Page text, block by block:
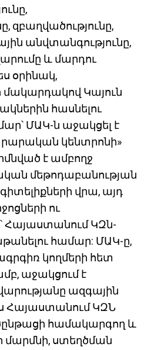
զբաղվածությունը,
անվտանգությունը,
և մարդու
օրինակ,
Կայուն
հասնելու
ՄԱԿ-ն աջակցել է
կենտրոնի»
է ամբողջ
մեթոդաբանության
վրա, այդ
ու
Հայաստանում ԿԶն-
համար: ՄԱԿ-ը,
կողմերի հետ
աջակցում է
ազգային
Հայաստանում ԿԶՆ
համակարգող և
մարմնի, ստեղծման